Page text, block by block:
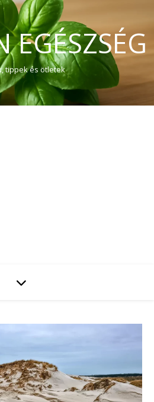
EGÉSZSÉG
tippek és ötletek